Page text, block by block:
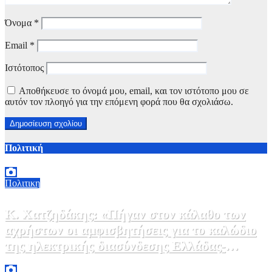
Όνομα *
Email *
Ιστότοπος
Αποθήκευσε το όνομά μου, email, και τον ιστότοπο μου σε
αυτόν τον πλοηγό για την επόμενη φορά που θα σχολιάσω.
Πολιτική
Πολιτικη
Κ. Χατζηδάκης: «Πήγαν στον κάλαθο των
αχρήστων οι αμφισβητήσεις για το καλώδιο
της ηλεκτρικής διασύνδεσης Ελλάδας-
Κύπρου μετά τη συμφωνία ΑΔΜΗΕ με την